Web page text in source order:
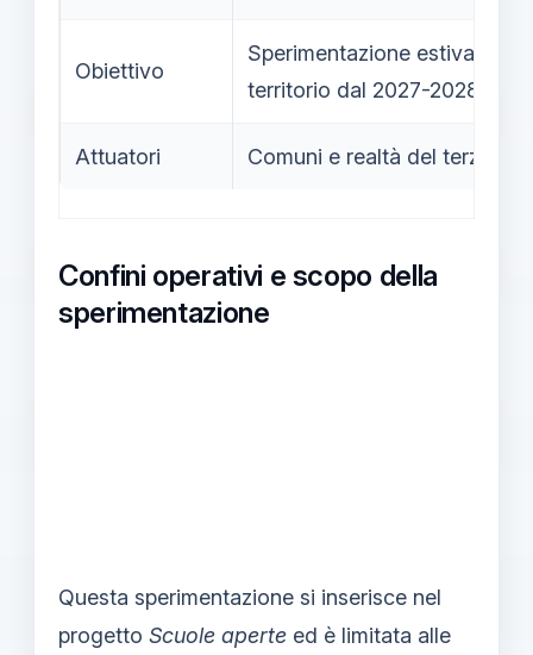
Obiettivo
Sperimentazione estiva con
territorio dal 2027-2028
Attuatori Comuni e realtà del terzo
Confini operativi e scopo della
sperimentazione
Questa sperimentazione si inserisce nel
progetto Scuole aperte ed è limitata alle